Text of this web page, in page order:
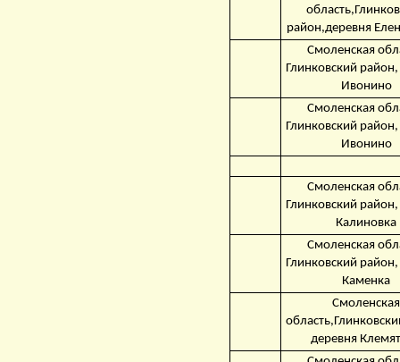
район,деревня
Смоленская
Глинковский
Ивонино
Смоленская
Глинковский
Ивонино
Смоленская
Глинковский
Калиновка
Смоленская
Глинковский
Каменка
Смоленская
деревня